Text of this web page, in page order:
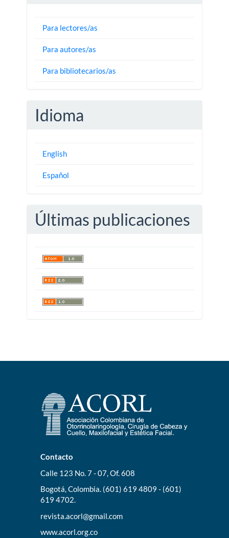
Para lectores/as
Para autores/as
Para bibliotecarios/as
Idioma
English
Español
Últimas publicaciones
Contacto
Calle 123 No. 7 - 07, Of. 608
Bogotá, Colombia. (601) 619 4809 - (601)
619 4702.
revista.acorl@gmail.com
www.acorl.org.co